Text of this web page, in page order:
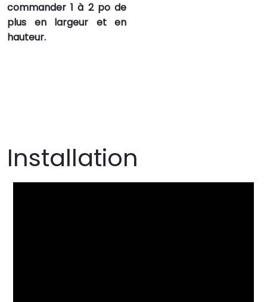
commander 1 à 2 po de
plus en largeur et en
hauteur.
Installation